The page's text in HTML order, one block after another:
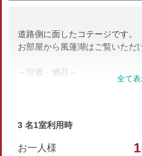
道路側に面したコテージです。
お部屋から風蓮湖はご覧いただ
～設備・備品～
バス、トイレ、冷蔵庫、シンク
※タオル、歯ブラシ、髭剃りな
3 名1室利用時
お一人様